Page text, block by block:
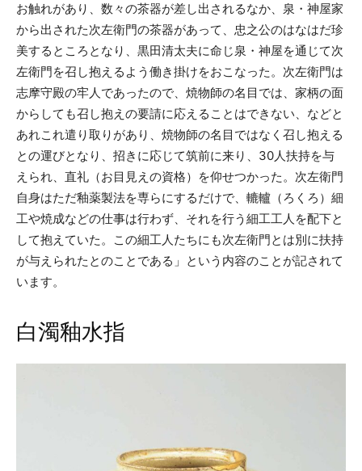
お触れがあり、数々の茶器が差し出されるなか、泉・神屋家
から出された次左衛門の茶器があって、忠之公のはなはだ珍
美するところとなり、黒田清太夫に命じ泉・神屋を通じて次
左衛門を召し抱えるよう働き掛けをおこなった。次左衛門は
志摩守殿の牢人であったので、焼物師の名目では、家柄の面
からしても召し抱えの要請に応えることはできない、などと
あれこれ遣り取りがあり、焼物師の名目ではなく召し抱える
との運びとなり、招きに応じて筑前に来り、30人扶持を与
えられ、直礼（お目見えの資格）を仰せつかった。次左衛門
自身はただ釉薬製法を専らにするだけで、轆轤（ろくろ）細
工や焼成などの仕事は行わず、それを行う細工工人を配下と
して抱えていた。この細工人たちにも次左衛門とは別に扶持
が与えられたとのことである」という内容のことが記されて
います。
白濁釉水指